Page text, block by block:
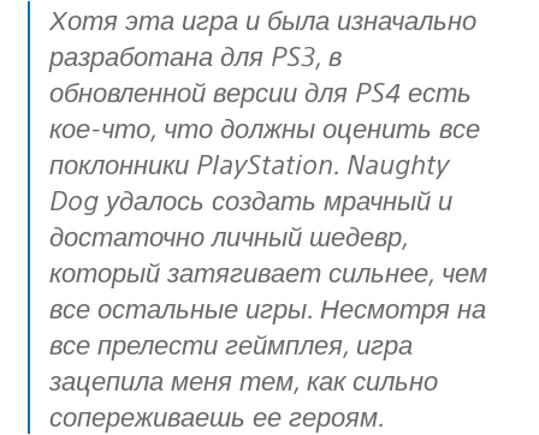
Хотя эта игра и была изначально
разработана для PS3, в
обновленной версии для PS4 есть
кое-что, что должны оценить все
поклонники PlayStation. Naughty
Dog удалось создать мрачный и
достаточно личный шедевр,
который затягивает сильнее, чем
все остальные игры. Несмотря на
все прелести геймплея, игра
зацепила меня тем, как сильно
сопереживаешь ее героям.